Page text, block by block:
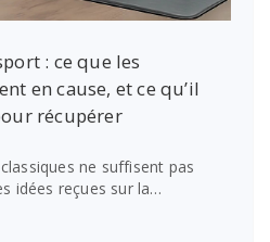
: ce que les
en cause, et ce qu’il
récupérer
ne suffisent pas
idées reçues sur la…